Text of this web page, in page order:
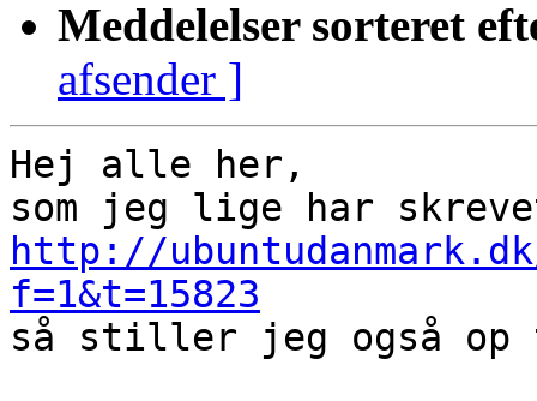
Meddelelser sorteret
afsender ]
Hej alle her,
http://
f=1&t=15823
så stiller jeg også